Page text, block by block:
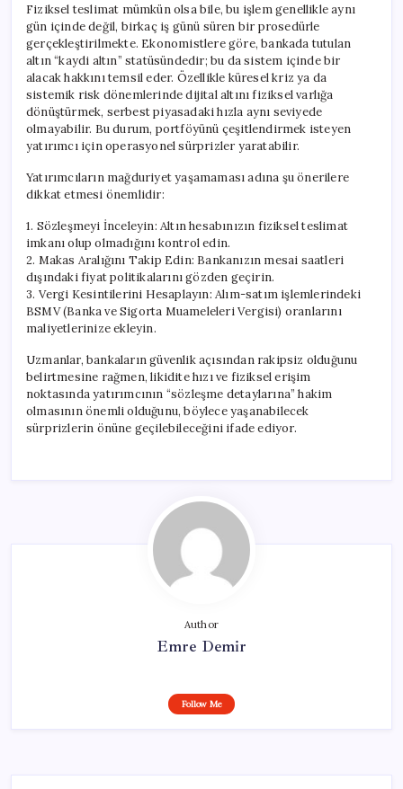
Fiziksel teslimat mümkün olsa bile, bu işlem genellikle aynı
gün içinde değil, birkaç iş günü süren bir prosedürle
gerçekleştirilmekte. Ekonomistlere göre, bankada tutulan
altın “kaydi altın” statüsündedir; bu da sistem içinde bir
alacak hakkını temsil eder. Özellikle küresel kriz ya da
sistemik risk dönemlerinde dijital altını fiziksel varlığa
dönüştürmek, serbest piyasadaki hızla aynı seviyede
olmayabilir. Bu durum, portföyünü çeşitlendirmek isteyen
yatırımcı için operasyonel sürprizler yaratabilir.
Yatırımcıların mağduriyet yaşamaması adına şu önerilere
dikkat etmesi önemlidir:
1. Sözleşmeyi İnceleyin: Altın hesabınızın fiziksel teslimat
imkanı olup olmadığını kontrol edin.
2. Makas Aralığını Takip Edin: Bankanızın mesai saatleri
dışındaki fiyat politikalarını gözden geçirin.
3. Vergi Kesintilerini Hesaplayın: Alım-satım işlemlerindeki
BSMV (Banka ve Sigorta Muameleleri Vergisi) oranlarını
maliyetlerinize ekleyin.
Uzmanlar, bankaların güvenlik açısından rakipsiz olduğunu
belirtmesine rağmen, likidite hızı ve fiziksel erişim
noktasında yatırımcının “sözleşme detaylarına” hakim
olmasının önemli olduğunu, böylece yaşanabilecek
sürprizlerin önüne geçilebileceğini ifade ediyor.
Author
Emre Demir
Follow Me